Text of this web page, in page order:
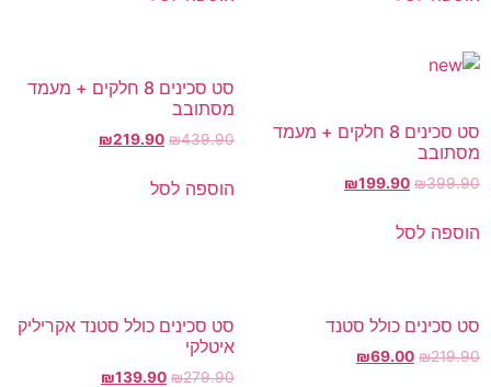
סט סכינים 8 חלקים + מעמד
מסתובב
₪399.90
₪199.90
הוספה לסל
סט סכינים 8 חלקים + מעמד
מסתובב
₪439.90
₪219.90
הוספה לסל
סט סכינים כולל סטנד
₪219.90
₪69.00
סט סכינים כולל סטנד אקריליק
איטלקי
₪279.90
₪139.90